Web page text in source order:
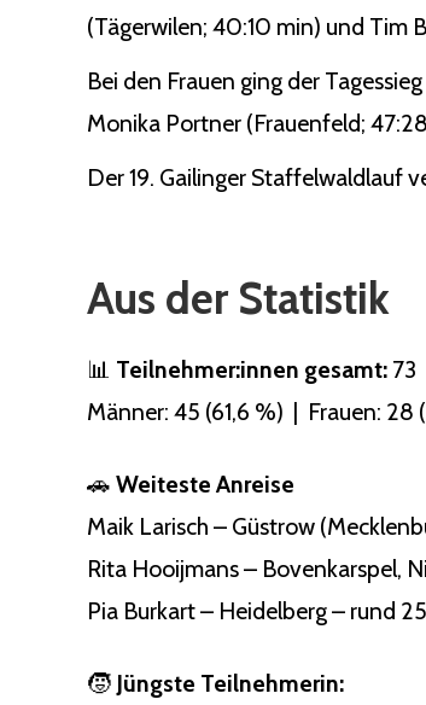
(Tägerwilen; 40:10 min) und Tim
Bei den Frauen ging der
Monika Portner (Frauenfeld;
Der 19. Gailinger Staffelwaldlauf
Aus der Statistik
📊 Teilnehmer:innen gesamt: 73
Männer: 45 (61,6 %) | Frauen: 28
🚗 Weiteste Anreise
Maik Larisch – Güstrow
Rita Hooijmans – Bovenkarspel,
Pia Burkart – Heidelberg – rund
🧒 Jüngste Teilnehmerin: